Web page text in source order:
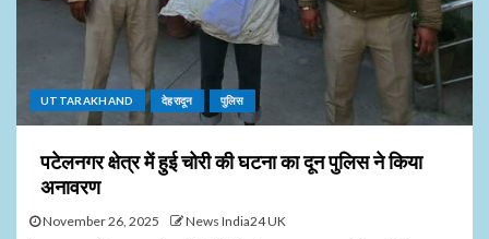
UTTARAKHAND देहरादून पुलिस
पटेलनगर क्षेत्र में हुई चोरी की घटना का दून पुलिस ने किया
अनावरण
November 26, 2025 News India24 UK